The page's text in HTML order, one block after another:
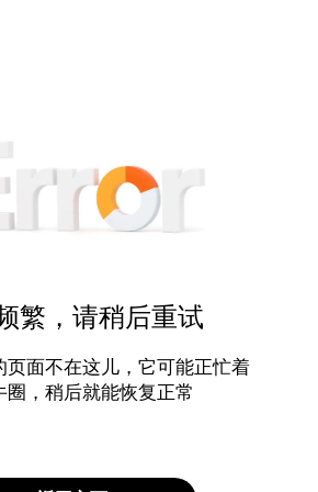
繁，请稍后重试
页面不在这儿，它可能正忙着
圈，稍后就能恢复正常